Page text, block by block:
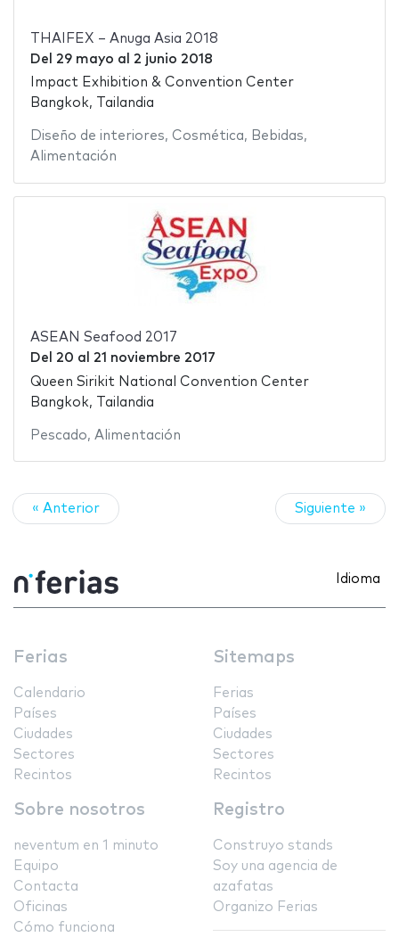
THAIFEX – Anuga Asia 2018
Del 29 mayo al 2 junio 2018
Impact Exhibition & Convention Center
Bangkok, Tailandia
Diseño de interiores, Cosmética, Bebidas,
Alimentación
ASEAN Seafood 2017
Del 20 al 21 noviembre 2017
Queen Sirikit National Convention Center
Bangkok, Tailandia
Pescado, Alimentación
« Anterior Siguiente »
Idioma
Ferias
Calendario
Países
Ciudades
Sectores
Recintos
Sitemaps
Ferias
Países
Ciudades
Sectores
Recintos
Sobre nosotros
neventum en 1 minuto
Equipo
Contacta
Oficinas
Cómo funciona
Registro
Construyo stands
Soy una agencia de
azafatas
Organizo Ferias